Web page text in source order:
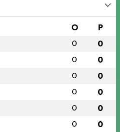
O P
0 0
0 0
0 0
0 0
0 0
0 0